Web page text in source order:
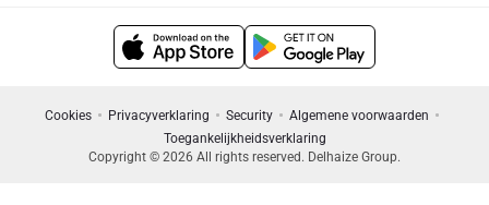
Cookies Privacyverklaring Security
Algemene voorwaarden
Toegankelijkheidsverklaring
Copyright © 2026 All rights reserved. Delhaize Group.